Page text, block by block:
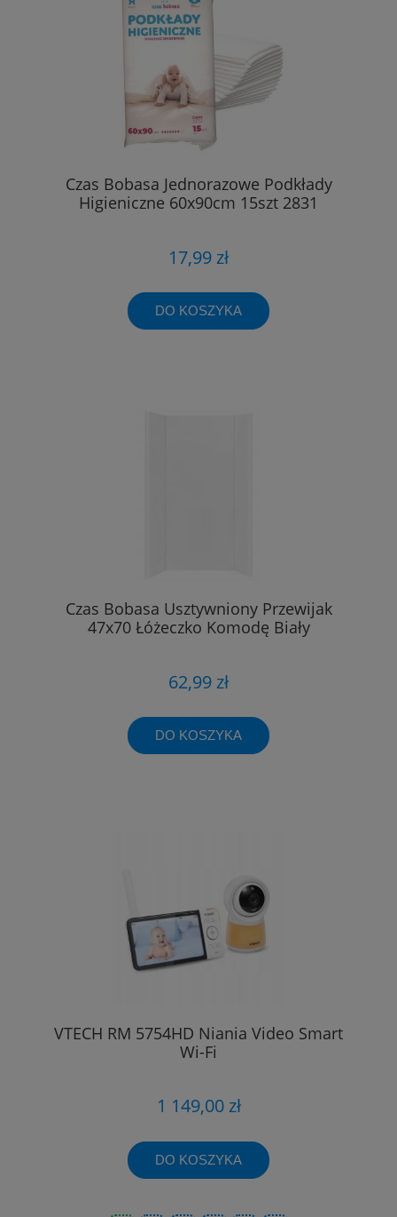
Czas Bobasa Jednorazowe Podkłady
Higieniczne 60x90cm 15szt 2831
17,99 zł
DO KOSZYKA
Czas Bobasa Usztywniony Przewijak
47x70 Łóżeczko Komodę Biały
62,99 zł
DO KOSZYKA
VTECH RM 5754HD Niania Video Smart
Wi-Fi
1 149,00 zł
DO KOSZYKA